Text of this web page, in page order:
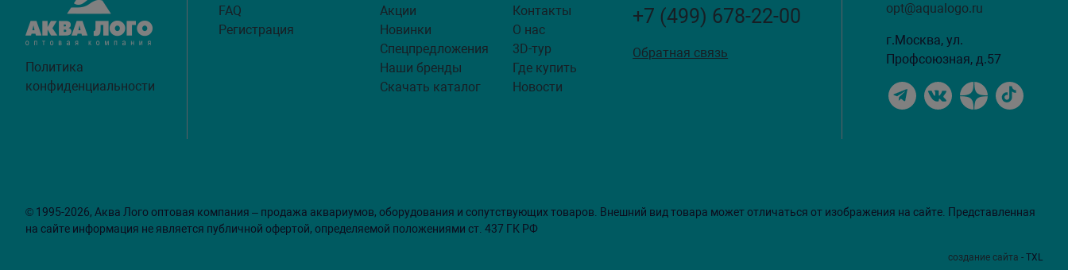
Политика
конфиденциальности
FAQ
Регистрация
Акции
Новинки
Спецпредложения
Наши бренды
Скачать каталог
Контакты
О нас
3D-тур
Где купить
Новости
+7 (499) 678-22-00
Обратная связь
opt@aqualogo.ru
г.Москва, ул.
Профсоюзная, д.57
© 1995-2026, Аква Лого оптовая компания – продажа аквариумов, оборудования и сопутствующих товаров. Внешний вид товара может отличаться от изображения на сайте. Представленная
на сайте информация не является публичной офертой, определяемой положениями ст. 437 ГК РФ
создание сайта - TXL